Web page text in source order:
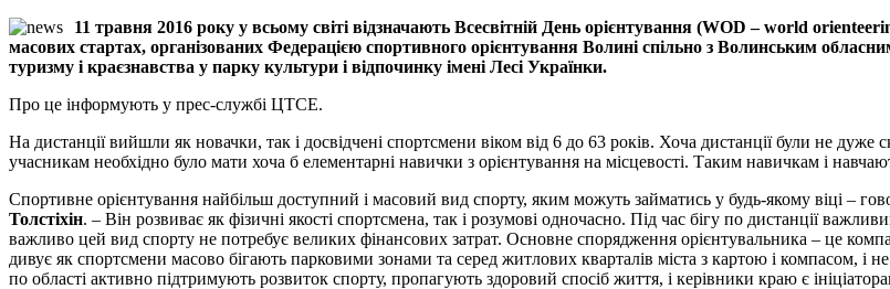
11 травня 2016 року у всьому світі відзначають Всесвітній День орієнтування (WOD – world
масових стартах, організованих Федерацією спортивного орієнтування Волині спільно з Волинським
туризму і краєзнавства у парку культури і відпочинку імені Лесі Українки.
Про це інформують у прес-службі ЦТСЕ.
На дистанції вийшли як новачки, так і досвідчені спортсмени віком від 6 до 63 років. Хоча дистанції були не дуже
учасникам необхідно було мати хоча б елементарні навички з орієнтування на місцевості. Таким навичкам і
Спортивне орієнтування найбільш доступний і масовий вид спорту, яким можуть займатись у будь-якому віці –
Толстіхін. – Він розвиває як фізичні якості спортсмена, так і розумові одночасно. Під час бігу по дистанції
важливо цей вид спорту не потребує великих фінансових затрат. Основне спорядження орієнтувальника – це
дивує як спортсмени масово бігають парковими зонами та серед житлових кварталів міста з картою і компасом,
по області активно підтримують розвиток спорту, пропагують здоровий спосіб життя, і керівники краю є